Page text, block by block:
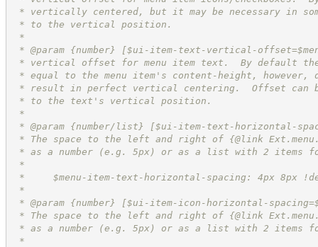
* vertically centered, but it may be necessary in
* to the vertical position.
*
* @param {number} [$ui-item-text-vertical-
* vertical offset for menu item text.  By default
* equal to the menu item's content-height, however,
* result in perfect vertical centering.  Offset can be
* to the text's vertical position.
*
* @param {number/list} [$ui-item-text-horizontal-
* The space to the left and right of {@link
* as a number (e.g. 5px) or as a list with 2
*
*     $menu-item-text-horizontal-spacing: 4px 8px
*
* @param {number} [$ui-item-icon-horizontal-
* The space to the left and right of {@link
* as a number (e.g. 5px) or as a list with 2
*